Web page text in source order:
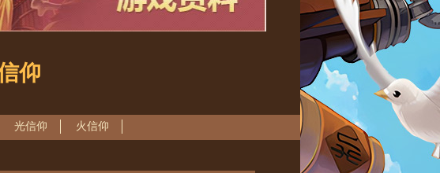
仰
光信仰 火信仰